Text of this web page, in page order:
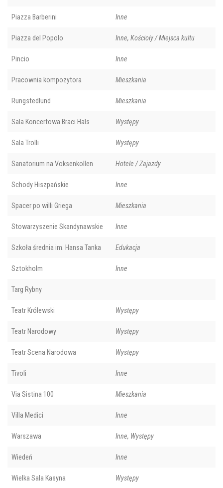
Piazza Barberini Inne
Piazza del Popolo Inne, Kościoły / Miejsca kultu
Pincio Inne
Pracownia kompozytora Mieszkania
Rungstedlund Mieszkania
Sala Koncertowa Braci Hals Występy
Sala Trolli Występy
Sanatorium na Voksenkollen Hotele / Zajazdy
Schody Hiszpańskie Inne
Spacer po willi Griega Mieszkania
Stowarzyszenie Skandynawskie Inne
Szkoła średnia im. Hansa Tanka Edukacja
Sztokholm Inne
Targ Rybny
Teatr Królewski Występy
Teatr Narodowy Występy
Teatr Scena Narodowa Występy
Tivoli Inne
Via Sistina 100 Mieszkania
Villa Medici Inne
Warszawa Inne, Występy
Wiedeń Inne
Wielka Sala Kasyna Występy